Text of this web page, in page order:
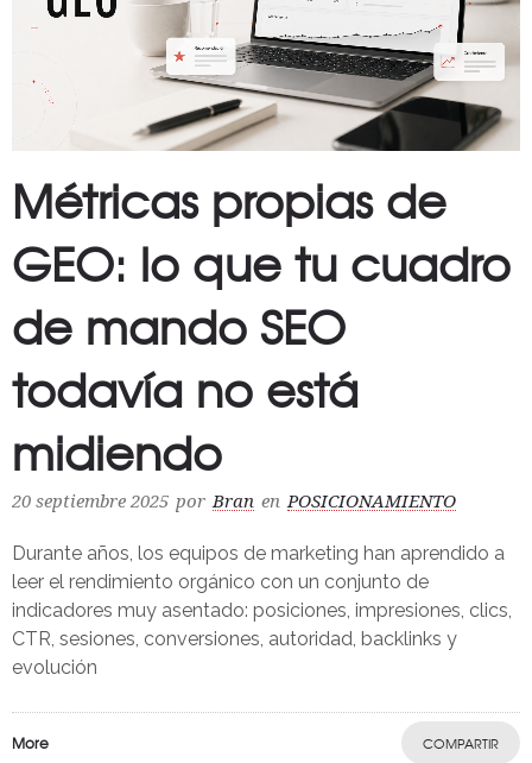
Métricas propias de
GEO: lo que tu cuadro
de mando SEO
todavía no está
midiendo
20 septiembre 2025 por Bran en POSICIONAMIENTO
Durante años, los equipos de marketing han aprendido a
leer el rendimiento orgánico con un conjunto de
indicadores muy asentado: posiciones, impresiones, clics,
CTR, sesiones, conversiones, autoridad, backlinks y
evolución
More COMPARTIR